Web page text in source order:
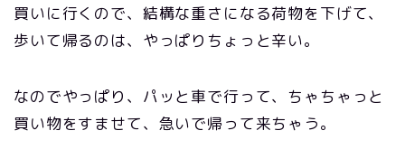
買いに行くので、結構な重さになる荷物を下げて、
歩いて帰るのは、やっぱりちょっと辛い。
なのでやっぱり、パッと車で行って、ちゃちゃっと
買い物をすませて、急いで帰って来ちゃう。